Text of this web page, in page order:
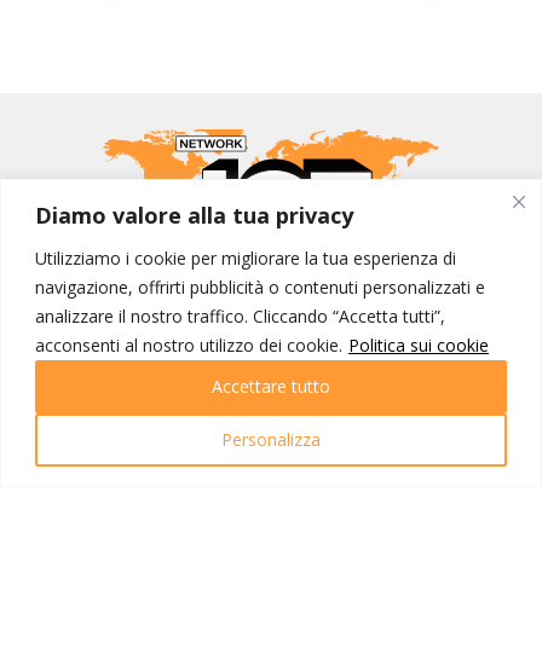
Diamo valore alla tua privacy
Utilizziamo i cookie per migliorare la tua esperienza di
navigazione, offrirti pubblicità o contenuti personalizzati e
analizzare il nostro traffico. Cliccando “Accetta tutti”,
acconsenti al nostro utilizzo dei cookie. Politica sui cookie
Personalizza
Accettare tutto
MONDO IOT VIAGGI
Corporate
I NOSTRI PRODOTTI
Destinazioni